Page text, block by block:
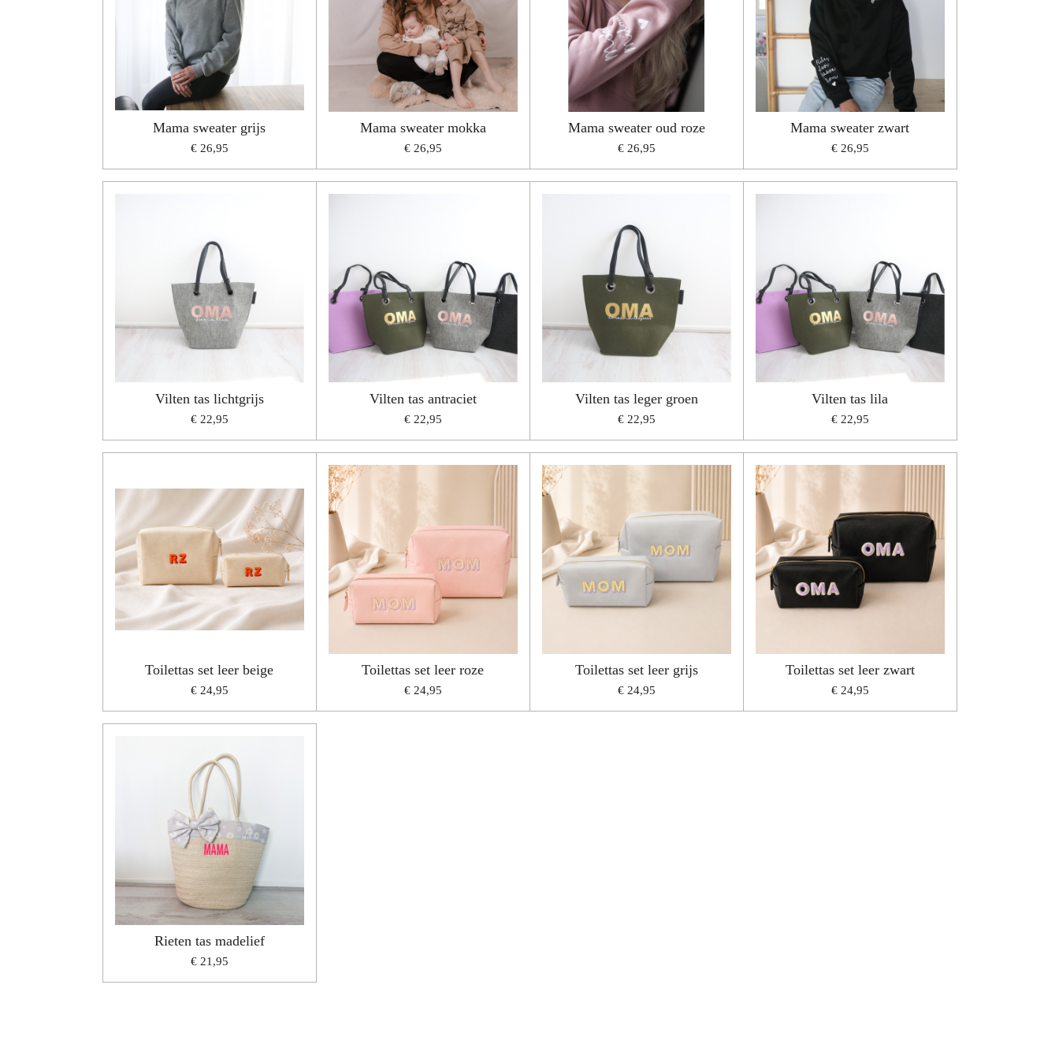
Mama sweater grijs
€ 26,95
Mama sweater mokka
€ 26,95
Mama sweater oud roze
€ 26,95
Mama sweater zwart
€ 26,95
Vilten tas lichtgrijs
€ 22,95
Vilten tas antraciet
€ 22,95
Vilten tas leger groen
€ 22,95
Vilten tas lila
€ 22,95
Toilettas set leer beige
€ 24,95
Toilettas set leer roze
€ 24,95
Toilettas set leer grijs
€ 24,95
Toilettas set leer zwart
€ 24,95
Rieten tas madelief
€ 21,95